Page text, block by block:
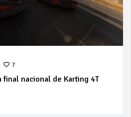
7
final nacional de Karting 4T